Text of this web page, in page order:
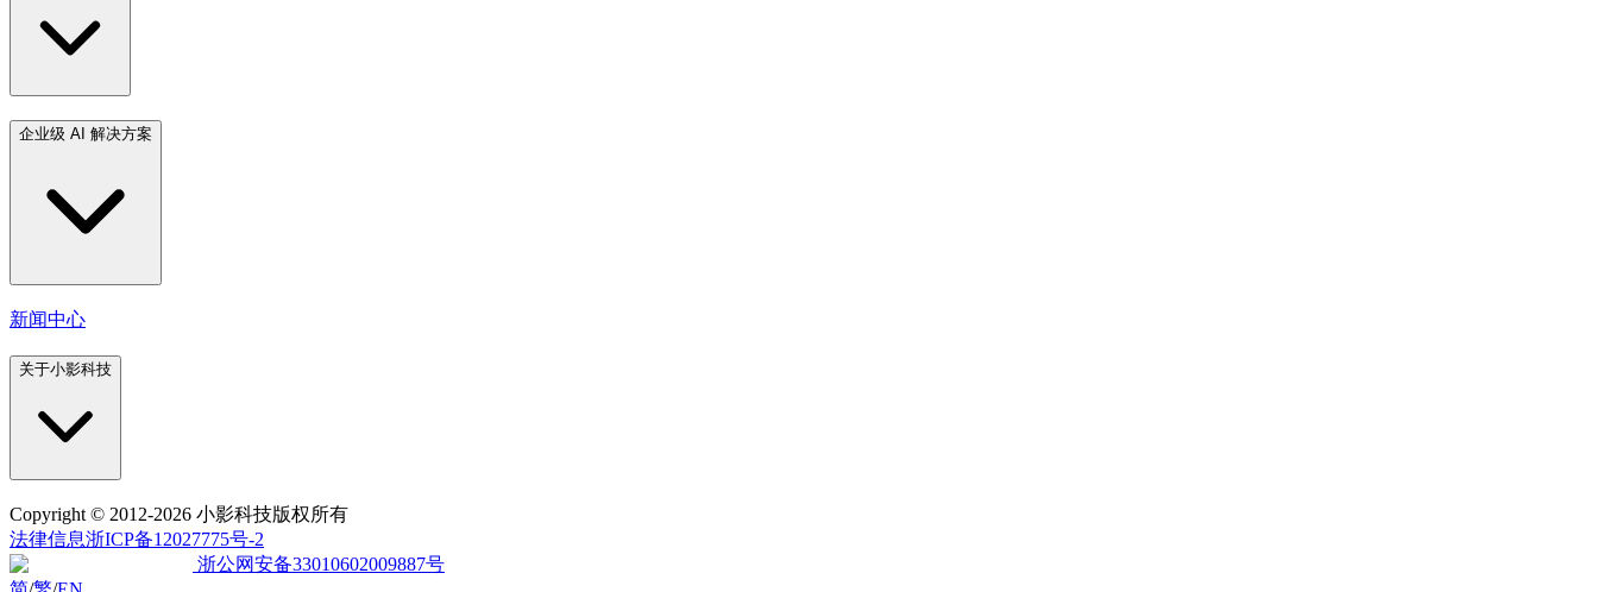
企业级 AI 解决方案
新闻中心
关于小影科技
Copyright © 2012-2026 小影科技版权所有
法律信息浙ICP备12027775号-2
浙公网安备33010602009887号